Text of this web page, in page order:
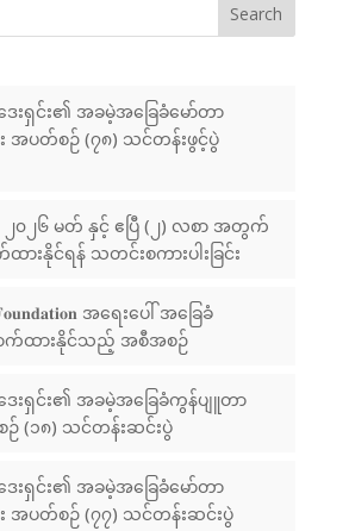
Search
ဒေးရှင်း၏ အခမဲ့အခြေခံမော်တာ
အပတ်စဉ် (၇၈) သင်တန်းဖွင့်ပွဲ
၀၂၆ မတ် နှင့် ဧပြီ (၂) လစာ အတွက်
ားနိုင်ရန် သတင်းစကားပါးခြင်း
အရေးပေါ် အခြေခံ
ောက်ထားနိုင်သည့် အစီအစဉ်
ဒေးရှင်း၏ အခမဲ့အခြေခံကွန်ပျူတာ
(၁၈) သင်တန်းဆင်းပွဲ
ဒေးရှင်း၏ အခမဲ့အခြေခံမော်တာ
အပတ်စဉ် (၇၇) သင်တန်းဆင်းပွဲ